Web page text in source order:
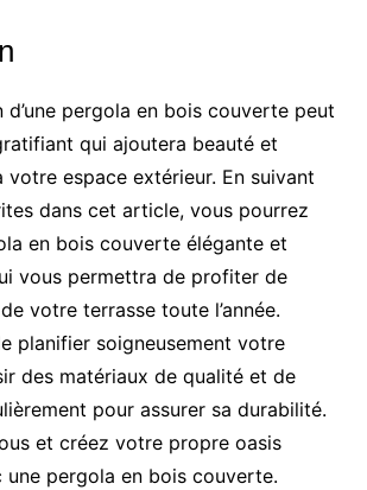
pergola en bois couverte peut
qui ajoutera beauté et
espace extérieur. En suivant
dans cet article, vous pourrez
en bois couverte élégante et
vous permettra de profiter de
votre terrasse toute l’année.
planifier soigneusement votre
des matériaux de qualité et de
pour assurer sa durabilité.
et créez votre propre oasis
une pergola en bois couverte.